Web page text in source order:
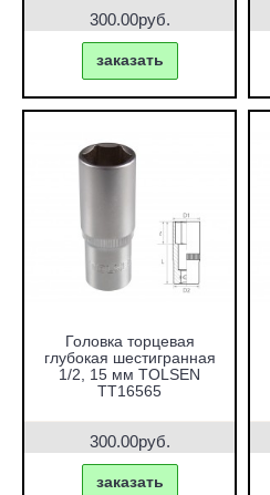
300.00руб.
заказать
Головка торцевая
глубокая шестигранная
1/2, 15 мм TOLSEN
TT16565
300.00руб.
заказать